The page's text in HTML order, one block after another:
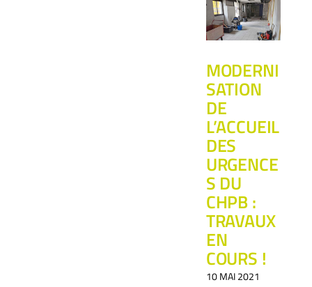
MODERNI
SATION
DE
L’ACCUEIL
DES
URGENCE
S DU
CHPB :
TRAVAUX
EN
COURS !
10 MAI 2021